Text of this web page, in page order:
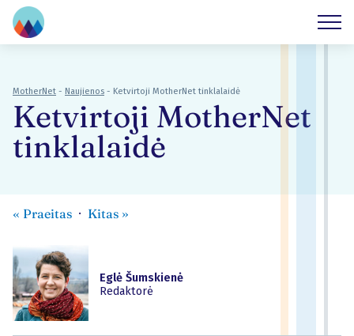
MotherNet - Naujienos - Ketvirtoji MotherNet tinklalaidė
Ketvirtoji MotherNet
tinklalaidė
« Praeitas Kitas »
Eglė Šumskienė
Redaktorė